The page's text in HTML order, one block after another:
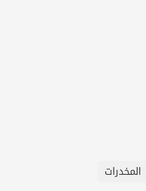
المخدرات